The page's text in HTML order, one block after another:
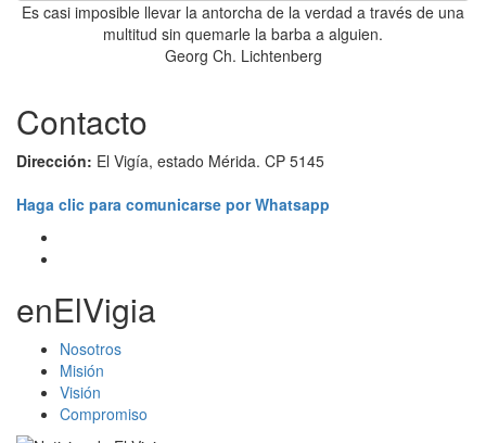
Es casi imposible llevar la antorcha de la verdad a través de una
multitud sin quemarle la barba a alguien.
Georg Ch. Lichtenberg
Contacto
Dirección: El Vigía, estado Mérida. CP 5145
Haga clic para comunicarse por Whatsapp
enElVigia
Nosotros
Misión
Visión
Compromiso